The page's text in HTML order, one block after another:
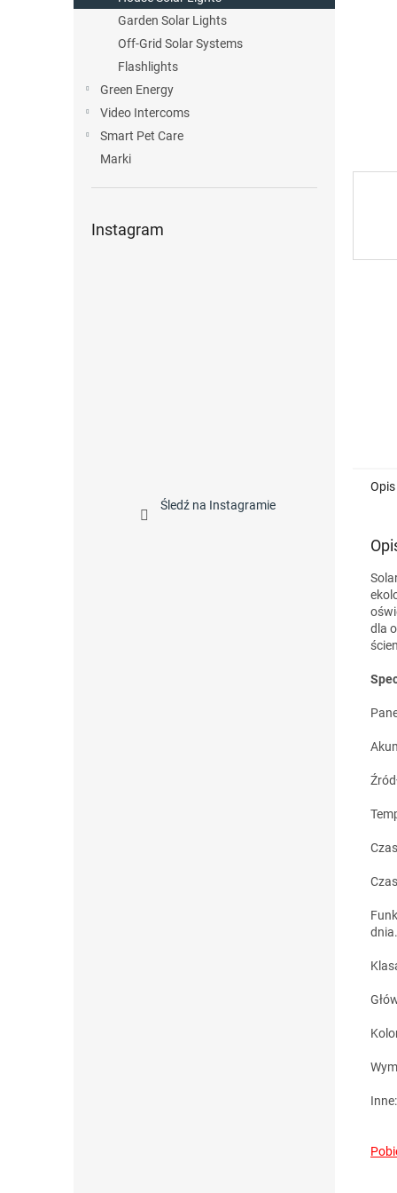
Garden Solar Lights
Off-Grid Solar Systems
Flashlights
Green Energy
Video Intercoms
Smart Pet Care
Marki
Instagram
Śledź na Instagramie
Opis
dla
dnia.